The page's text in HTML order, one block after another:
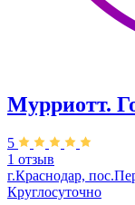
Мурриотт.
5
1 отзыв
г.Краснодар,
Круглосуточно